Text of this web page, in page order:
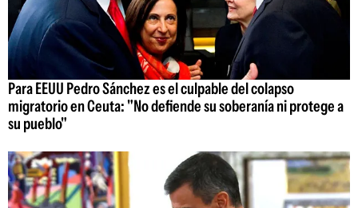
Para EEUU Pedro Sánchez es el culpable del colapso
migratorio en Ceuta: "No defiende su soberanía ni protege a
su pueblo"